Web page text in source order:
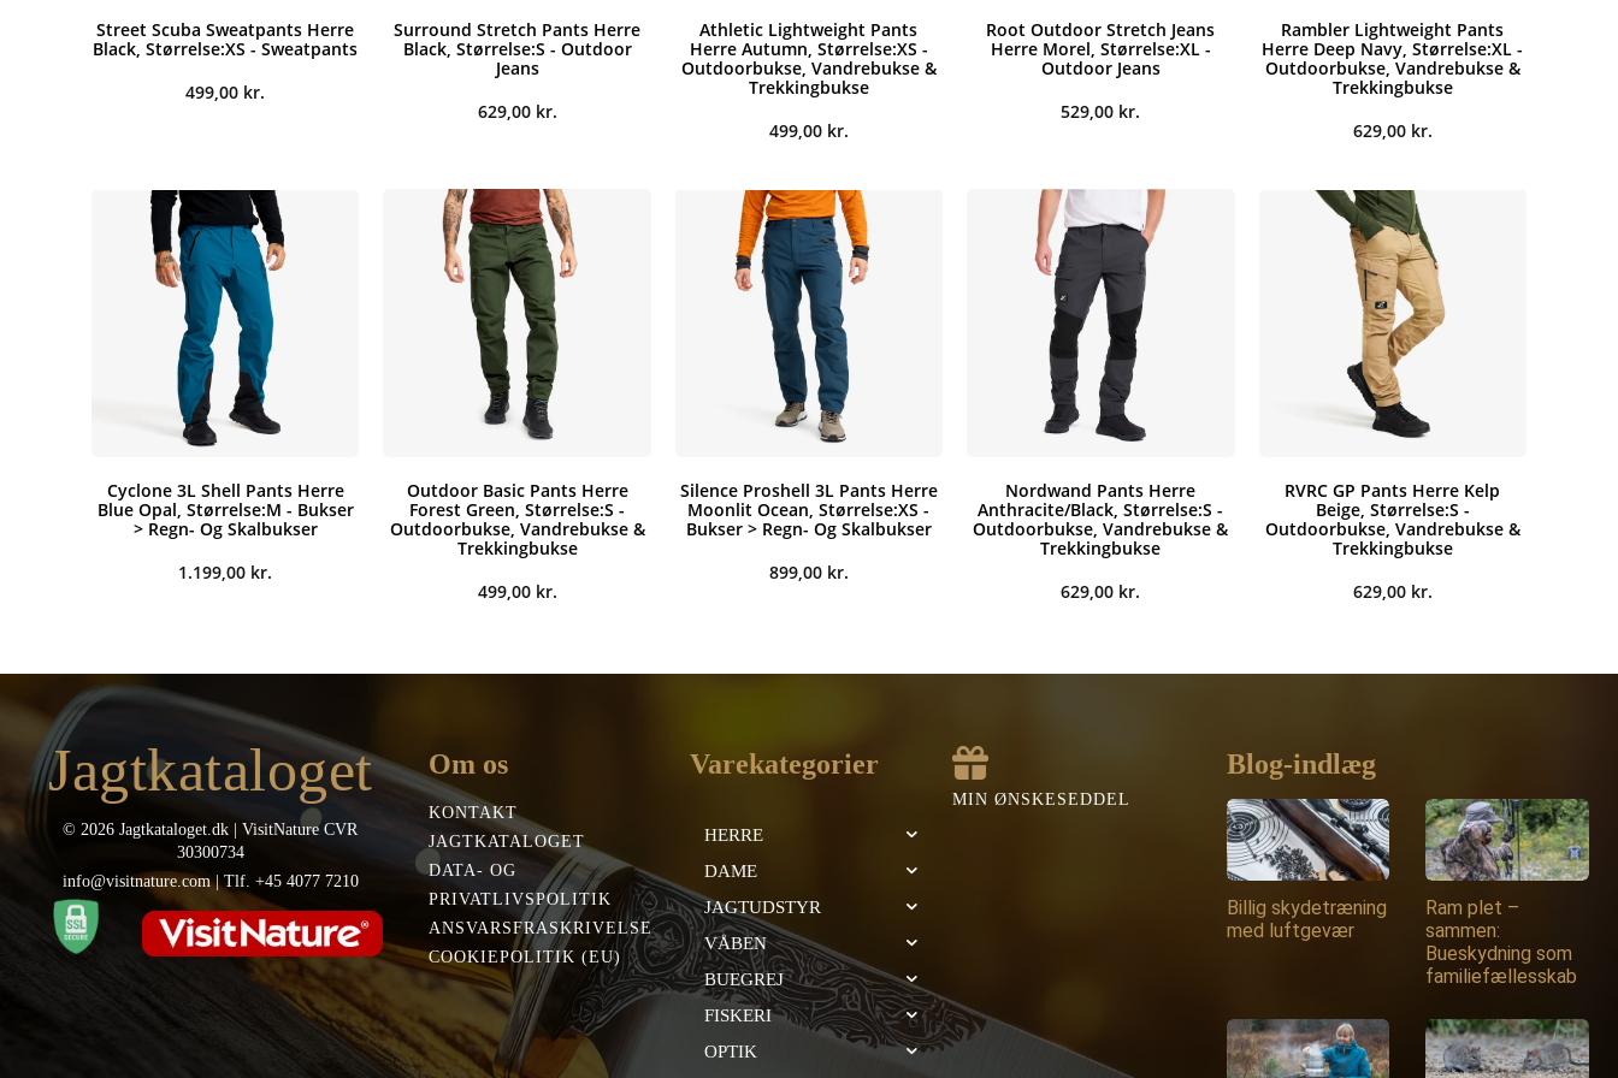
Street Scuba Sweatpants Herre
Black, Størrelse:XS - Sweatpants
499,00 kr.
Surround Stretch Pants Herre
Black, Størrelse:S - Outdoor
Jeans
629,00 kr.
Athletic Lightweight Pants
Herre Autumn, Størrelse:XS -
Outdoorbukse, Vandrebukse &
Trekkingbukse
499,00 kr.
Root Outdoor Stretch Jeans
Herre Morel, Størrelse:XL -
Outdoor Jeans
529,00 kr.
Rambler Lightweight Pants
Herre Deep Navy, Størrelse:XL -
Outdoorbukse, Vandrebukse &
Trekkingbukse
629,00 kr.
Cyclone 3L Shell Pants Herre
Blue Opal, Størrelse:M - Bukser
> Regn- Og Skalbukser
1.199,00 kr.
Outdoor Basic Pants Herre
Forest Green, Størrelse:S -
Outdoorbukse, Vandrebukse &
Trekkingbukse
499,00 kr.
Silence Proshell 3L Pants Herre
Moonlit Ocean, Størrelse:XS -
Bukser > Regn- Og Skalbukser
899,00 kr.
Nordwand Pants Herre
Anthracite/Black, Størrelse:S -
Outdoorbukse, Vandrebukse &
Trekkingbukse
629,00 kr.
RVRC GP Pants Herre Kelp
Beige, Størrelse:S -
Outdoorbukse, Vandrebukse &
Trekkingbukse
629,00 kr.
Jagtkataloget
© 2026 Jagtkataloget.dk | VisitNature CVR
30300734
info@visitnature.com | Tlf. +45 4077 7210
Om os
KONTAKT
JAGTKATALOGET
DATA- OG
PRIVATLIVSPOLITIK
ANSVARSFRASKRIVELSE
COOKIEPOLITIK (EU)
Varekategorier
HERRE
DAME
JAGTUDSTYR
VÅBEN
BUEGREJ
FISKERI
OPTIK
MIN ØNSKESEDDEL
Blog-indlæg
Billig skydetræning
med luftgevær
Ram plet –
sammen:
Bueskydning som
familiefællesskab